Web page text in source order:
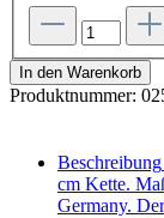
In den Warenkorb
Produktnummer:
Beschreibung
cm Kette.
Germany.